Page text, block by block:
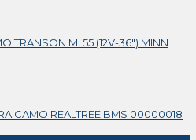
TRANSON M. 55 (12V-36″) MINN
CAMO REALTREE BMS 00000018